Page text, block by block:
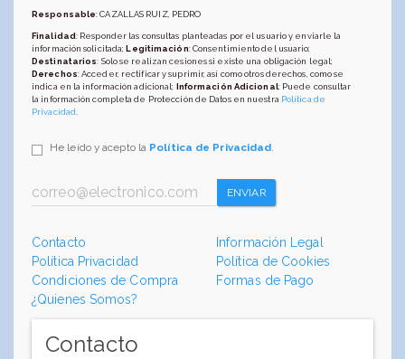
Responsable: CAZALLAS RUIZ, PEDRO
Finalidad: Responder las consultas planteadas por el usuario y enviarle la
información solicitada;Legitimación: Consentimiento del usuario;
Destinatarios: Solo se realizan cesiones si existe una obligación legal;
Derechos: Acceder, rectificar y suprimir, así como otros derechos, como se
indica en la información adicional; Información Adicional: Puede consultar
la información completa de Protección de Datos en nuestra Política de
Privacidad
He leído y acepto la Política de Privacidad.
ENVIAR
Contacto
Información Legal
Política Privacidad
Política de Cookies
Condiciones de Compra
Formas de Pago
¿Quienes Somos?
Contacto